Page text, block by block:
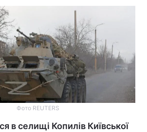
Фото REUTERS
в селищі Копилів Київської